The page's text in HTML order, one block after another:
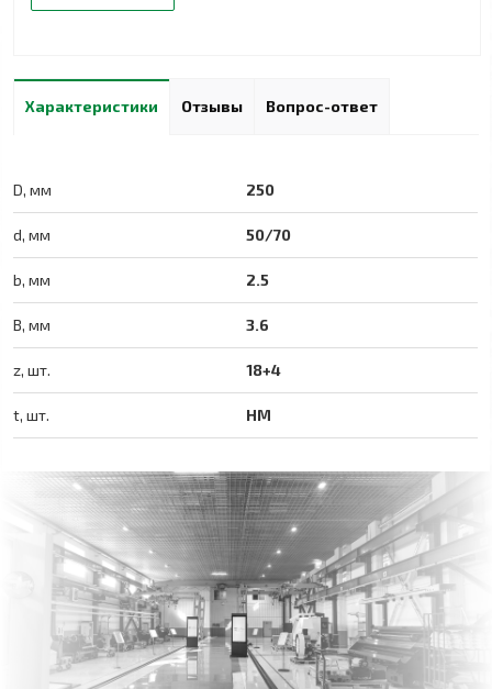
Характеристики Отзывы Вопрос-ответ
D, мм 250
d, мм 50/70
b, мм 2.5
B, мм 3.6
z, шт. 18+4
t, шт. HM